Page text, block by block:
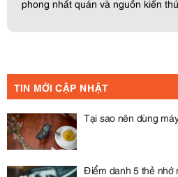
phong nhất quán và nguồn kiến
TIN MỚI CẬP NHẬT
Tại sao nên dùng
Điểm danh 5 thẻ nhớ